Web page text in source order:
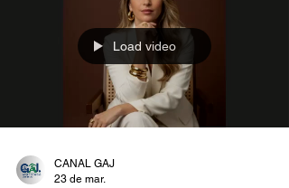
pode evoluir para situações graves, afetando
diretamente a lib
Load video
CANAL GAJ
23 de mar.